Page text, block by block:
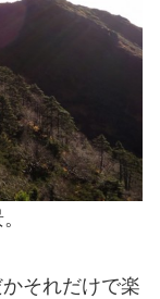
それだけで楽